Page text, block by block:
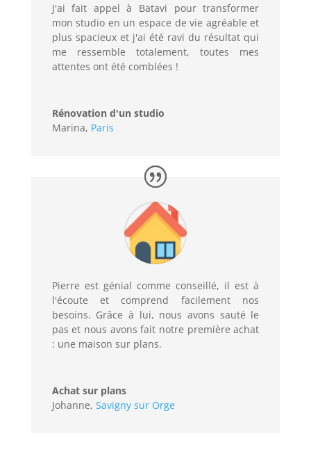
J'ai fait appel à Batavi pour transformer
mon studio en un espace de vie agréable et
plus spacieux et j'ai été ravi du résultat qui
me ressemble totalement, toutes mes
attentes ont été comblées !
Rénovation d'un studio
Marina, Paris
Pierre est génial comme conseillé, il est à
l'écoute et comprend facilement nos
besoins. Grâce à lui, nous avons sauté le
pas et nous avons fait notre première achat
: une maison sur plans.
Achat sur plans
Johanne, Savigny sur Orge